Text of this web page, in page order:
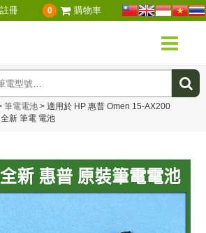
冊 0 購物車
筆電電池 > 適用於 HP 惠普 Omen 15-AX200
新 筆電 電池